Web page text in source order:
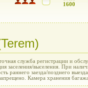
1600
служба регистрации и
заселения/выселения. При
раннего заезда/позднего
Камера хранения